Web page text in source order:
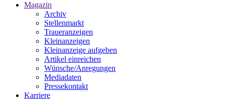
Magazin
Archiv
Stellenmarkt
Traueranzeigen
Kleinanzeigen
Kleinanzeige aufgeben
Artikel einreichen
Wünsche/Anregungen
Mediadaten
Pressekontakt
Karriere